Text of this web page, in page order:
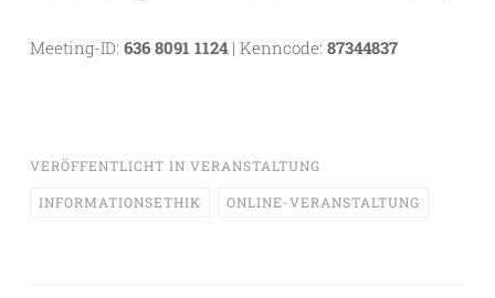
Meeting-ID: 636 8091 1124 | Kenncode: 87344837
VERÖFFENTLICHT IN VERANSTALTUNG
INFORMATIONSETHIK ONLINE-VERANSTALTUNG